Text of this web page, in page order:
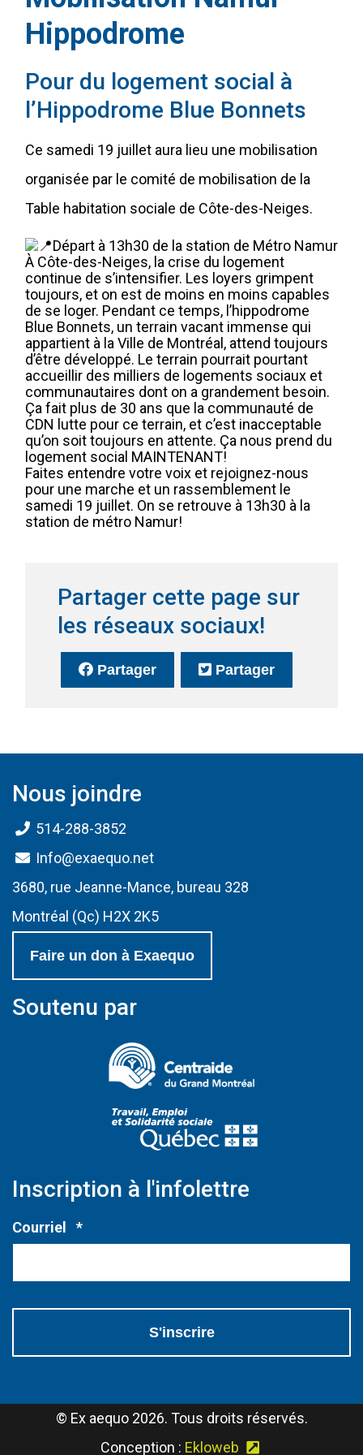
Hippodrome
Pour du logement social à
l’Hippodrome Blue Bonnets
Ce samedi 19 juillet aura lieu une mobilisation
organisée par le comité de mobilisation de la
Table habitation sociale de Côte-des-Neiges.
Départ à 13h30 de la station de Métro Namur
À Côte-des-Neiges, la crise du logement
continue de s’intensifier. Les loyers grimpent
toujours, et on est de moins en moins capables
de se loger. Pendant ce temps, l’hippodrome
Blue Bonnets, un terrain vacant immense qui
appartient à la Ville de Montréal, attend toujours
d’être développé. Le terrain pourrait pourtant
accueillir des milliers de logements sociaux et
communautaires dont on a grandement besoin.
Ça fait plus de 30 ans que la communauté de
CDN lutte pour ce terrain, et c’est inacceptable
qu’on soit toujours en attente. Ça nous prend du
logement social MAINTENANT!
Faites entendre votre voix et rejoignez-nous
pour une marche et un rassemblement le
samedi 19 juillet. On se retrouve à 13h30 à la
station de métro Namur!
Partager cette page sur
les réseaux sociaux!
Partagersur Facebook
(Ce lien s'ouvrira dans une
Partagersur Twitter
(Ce lien
Nous joindre
514-288-3852
Info@exaequo.net
3680, rue Jeanne-Mance, bureau 328
Montréal (Qc) H2X 2K5
Faire un don à Exaequo
Soutenu par
Inscription à l'infolettre
Courriel *Obligatoire
© Ex aequo 2026. Tous droits réservés.
Conception : Ekloweb